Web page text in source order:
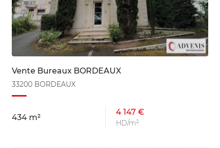
Vente Bureaux BORDEAUX
33200 BORDEAUX
434 m²
4 147 €
HD/m²